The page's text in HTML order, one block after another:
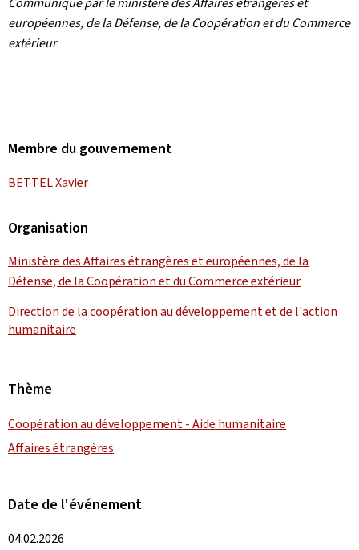
européennes, de la Défense, de la Coopération et du Commerce
extérieur
Membre du gouvernement
BETTEL Xavier
Organisation
Ministère des Affaires étrangères et européennes, de la
Défense, de la Coopération et du Commerce extérieur
Direction de la coopération au développement et de l'action
humanitaire
Thème
Coopération au développement - Aide humanitaire
Affaires étrangères
Date de l'événement
04.02.2026